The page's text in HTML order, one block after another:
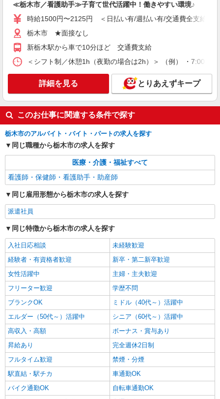
駅
キープ
派遣社員
株式会社kotrio /●UT-H-2009748
＜栃木市＞元気も、プライベートも諦めない＊
週3〜OK/看護助手
時給1500円〜2125円 ＜日払い有/週払い有/交
通費全支給(ガソリン代含む)＞
栃木市 ＊最寄り駅：新栃木
キープ 詳細を見る
派遣社員
日研トータルソーシング株式会社 メディカルケア事業部/宇都宮オフ
ィス【看護助手】
看護助手（ナースエイド）
駅
キープ 詳細を見る
アルバイト
日研トータルソーシング株式会社 メディカルケア事業部/宇都宮オフ
ィス【看護助手】
看護助手（ナースエイド）
時給1,180円 ★週払いOK（規定あり） ※給与
幅は経験・能力による
栃木県栃木市 【最寄駅】東武日光線「静和」
詳細を見る
アルバイト パート
≪栃木市／看護助手≫子育て世代活躍中！働きやすい環境♪
時給1500円〜2125円 ＜日払い有/週払い有/交通費全支給(ガ
栃木市 ★面接なし
新栃木駅から車で10分ほど 交通費支給
＜シフト制／休憩1h（夜勤の場合は2h）＞ （例） ・7:00
詳細を見る とりあえずキープ
このお仕事に関連する条件で探す
栃木市のアルバイト・バイト・パートの求人を探す
同じ職種から栃木市の求人を探す
医療・介護・福祉すべて
看護師・保健師・看護助手・助産師
同じ雇用形態から栃木市の求人を探す
派遣社員
同じ特徴から栃木市の求人を探す
入社日応相談
未経験歓迎
経験者・有資格者歓迎
新卒・第二新卒歓迎
女性活躍中
主婦・主夫歓迎
フリーター歓迎
学歴不問
ブランクOK
ミドル（40代～）活躍中
エルダー（50代～）活躍中
シニア（60代～）活躍中
高収入・高額
ボーナス・賞与あり
昇給あり
完全週休2日制
フルタイム歓迎
禁煙・分煙
駅直結・駅チカ
車通勤OK
バイク通勤OK
自転車通勤OK